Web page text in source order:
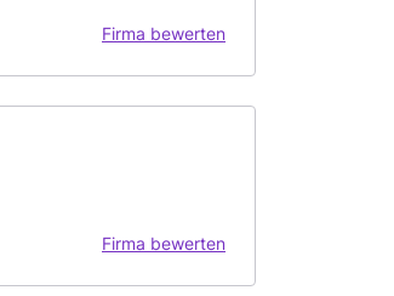
Firma bewerten
Firma bewerten